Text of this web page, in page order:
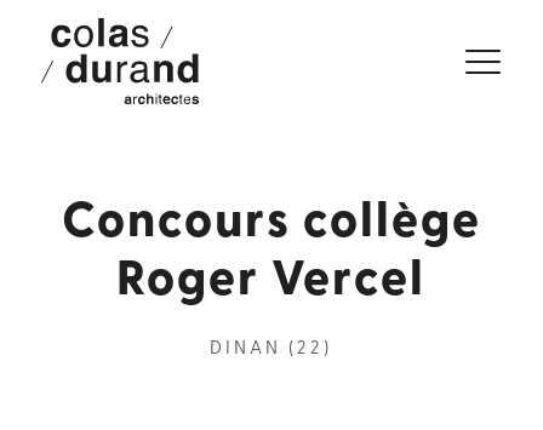
Concours collège
Roger Vercel
DINAN (22)